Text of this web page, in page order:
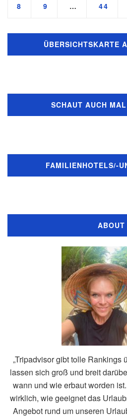
8 9 … 44
ÜBERSICHTSKARTE
SCHAUT AUCH
FAMILIENHOTELS/-
ABOUT
„Tripadvisor gibt tolle Rankings
lassen sich groß und breit
wann und wie erbaut worden
wirklich, wie geeignet das
Angebot rund um unseren